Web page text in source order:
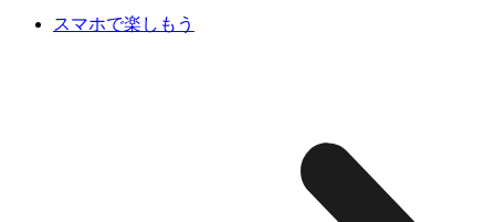
スマホで楽しもう